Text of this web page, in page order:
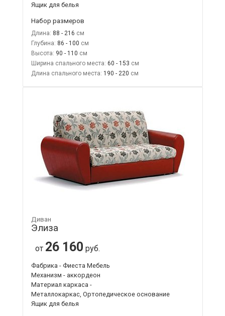
Ящик для белья
Набор размеров
Длина: 88 - 216
Глубина: 86 - 100
Высота: 90 - 110
Ширина спального места: 60 - 153
Длина спального места: 190 - 220
Диван
Элиза
от 26 160 руб.
Фабрика - Фиеста Мебель
Механизм - аккордеон
Материал каркаса -
Металлокаркас, Ортопедическое основание
Ящик для белья